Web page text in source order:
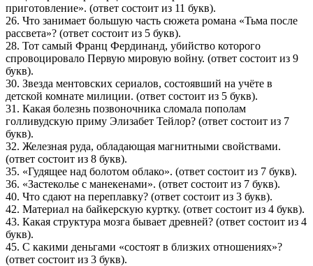
приготовление». (ответ состоит из 11 букв).
26. Что занимает большую часть сюжета романа «Тьма после
рассвета»? (ответ состоит из 5 букв).
28. Тот самый Франц Фердинанд, убийство которого
спровоцировало Первую мировую войну. (ответ состоит из 9
букв).
30. Звезда ментовских сериалов, состоявший на учёте в
детской комнате милиции. (ответ состоит из 5 букв).
31. Какая болезнь позвоночника сломала пополам
голливудскую приму Элизабет Тейлор? (ответ состоит из 7
букв).
32. Железная руда, обладающая магнитными свойствами.
(ответ состоит из 8 букв).
35. «Гудящее над болотом облако». (ответ состоит из 7 букв).
36. «Застеколье с манекенами». (ответ состоит из 7 букв).
40. Что сдают на переплавку? (ответ состоит из 3 букв).
42. Материал на байкерскую куртку. (ответ состоит из 4 букв).
43. Какая структура мозга бывает древней? (ответ состоит из 4
букв).
45. С какими деньгами «состоят в близких отношениях»?
(ответ состоит из 3 букв).